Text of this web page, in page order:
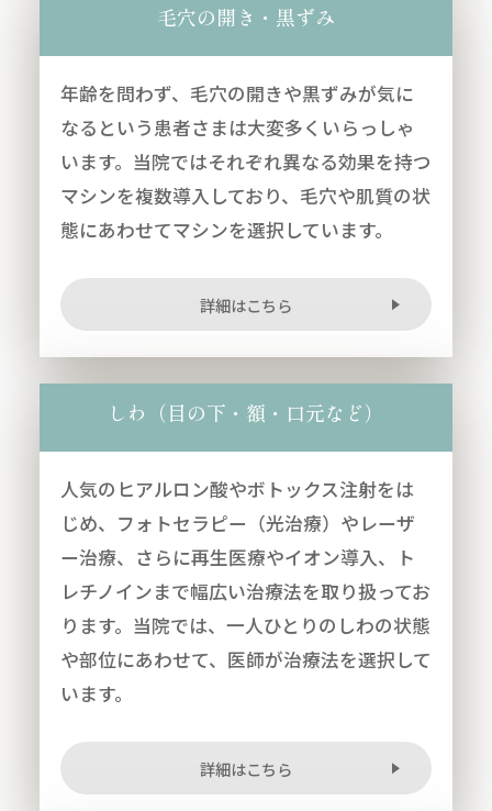
毛穴の開き・黒ずみ
年齢を問わず、毛穴の開きや黒ずみが気に
なるという患者さまは大変多くいらっしゃ
います。当院ではそれぞれ異なる効果を持つ
マシンを複数導入しており、毛穴や肌質の状
態にあわせてマシンを選択しています。
詳細はこちら
しわ（目の下・額・口元など）
人気のヒアルロン酸やボトックス注射をは
じめ、フォトセラピー（光治療）やレーザ
ー治療、さらに再生医療やイオン導入、ト
レチノインまで幅広い治療法を取り扱ってお
ります。当院では、一人ひとりのしわの状態
や部位にあわせて、医師が治療法を選択して
います。
詳細はこちら